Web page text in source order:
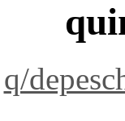
q/